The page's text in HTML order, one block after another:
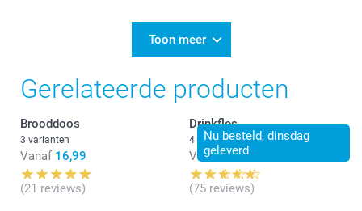
Toon meer
Gerelateerde producten
Brooddoos
3 varianten
Vanaf 16,99
(21 reviews)
Nu besteld, dinsdag
geleverd
Drinkfles
4 varianten
Vanaf 24,99
(75 reviews)